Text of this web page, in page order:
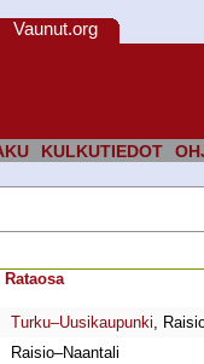
KULKUTIEDOT
Vaunut.org
Rata­osa
Turku–Uusikaupunki,
Raisio–Naantali